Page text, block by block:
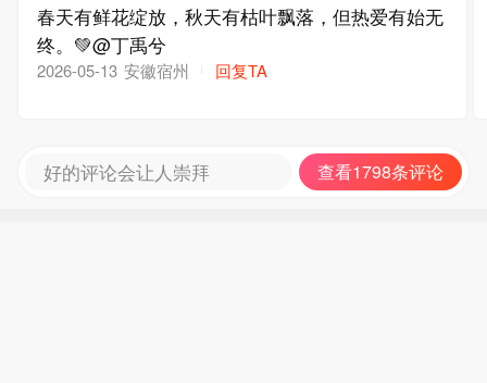
春天有鲜花绽放，秋天有枯叶飘落，但热爱有始无
终。💚@丁禹兮
2026-05-13 安徽宿州 回复TA
好的评论会让人崇拜 查看1798条评论